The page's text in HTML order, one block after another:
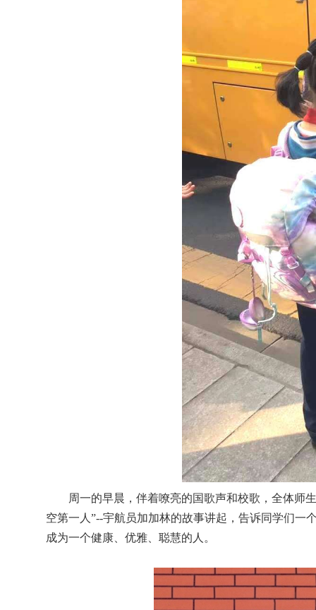
周一的早晨，伴着嘹亮的国歌声和校歌，全体师
空第一人”--宇航员加加林的故事讲起，告诉同学们一
成为一个健康、优雅、聪慧的人。